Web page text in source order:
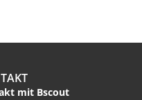
mit Bscout